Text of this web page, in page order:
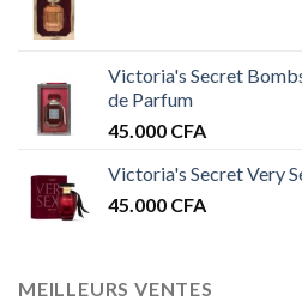
Victoria's Secret
de Parfum
45.000 CFA
Victoria's Secret Very
45.000 CFA
MEILLEURS VENTES